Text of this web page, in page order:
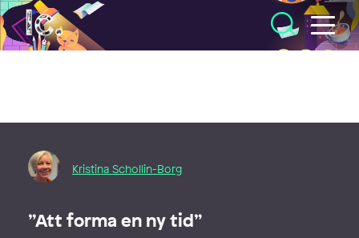
Illustratörcentrum
Kristina Schollin-Borg
”Att forma en ny tid”